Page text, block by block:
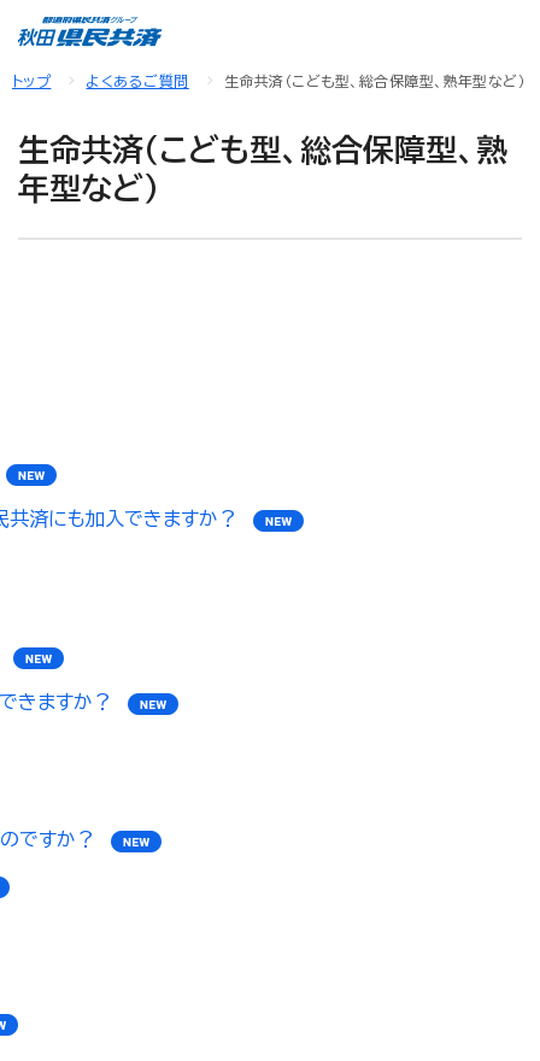
トップ よくあるご質問 生命共済（こども型、総合保障型、熟年型など）
生命共済（こども型、総合保障型、熟
年型など）
共済にも加入できますか？
きますか？
ですか？